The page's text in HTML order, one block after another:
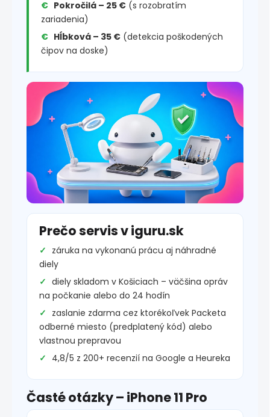
Pokročilá – 25 € (s rozobratím
zariadenia)
Hĺbková – 35 € (detekcia poškodených
čipov na doske)
Prečo servis v iguru.sk
záruka na vykonanú prácu aj náhradné
diely
diely skladom v Košiciach – väčšina opráv
na počkanie alebo do 24 hodín
zaslanie zdarma cez ktorékoľvek Packeta
odberné miesto (predplatený kód) alebo
vlastnou prepravou
4,8/5 z 200+ recenzií na Google a Heureka
Časté otázky – iPhone 11 Pro